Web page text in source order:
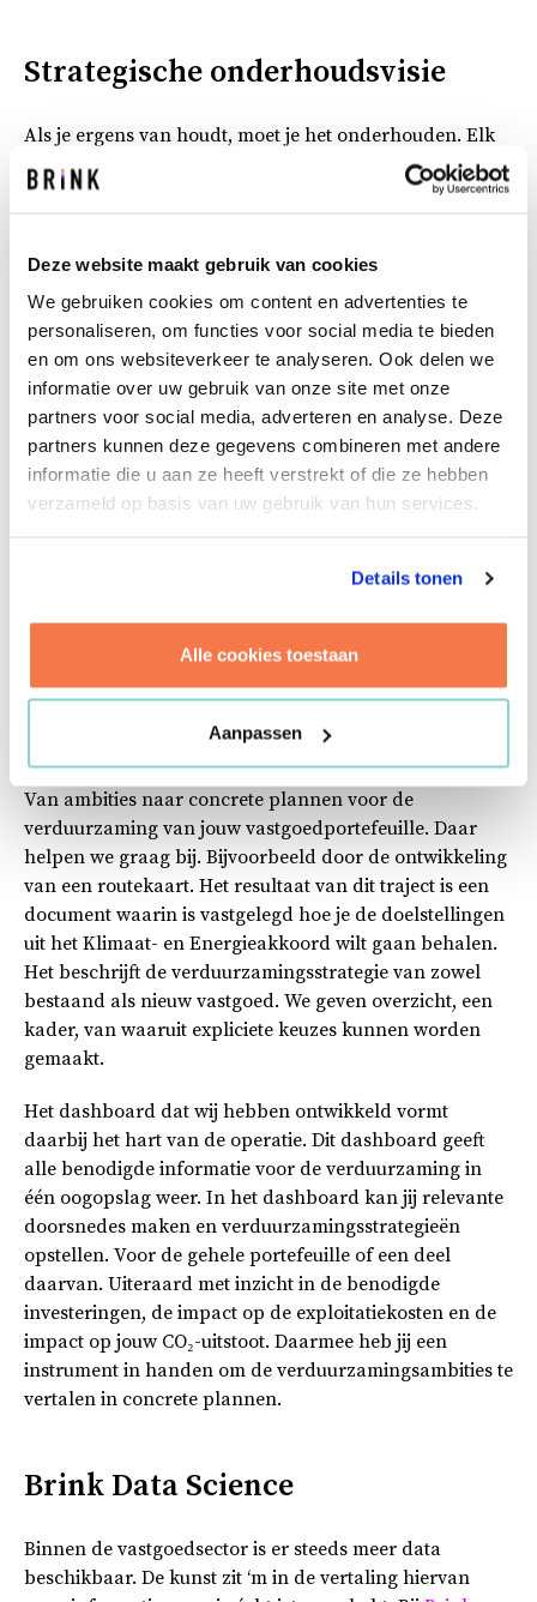
Deze website maakt gebruik van cookies
We gebruiken cookies om content en advertenties te
personaliseren, om functies voor social media te bieden
en om ons websiteverkeer te analyseren. Ook delen we
informatie over uw gebruik van onze site met onze
partners voor social media, adverteren en analyse. Deze
partners kunnen deze gegevens combineren met andere
informatie die u aan ze heeft verstrekt of die ze hebben
verzameld op basis van uw gebruik van hun services.
Details tonen
Alle cookies toestaan
Aanpassen
Strategische onderhoudsvisie
Als je ergens van houdt, moet je het onderhouden. Elk
jaar worden er miljarden besteed aan de
instandhouding van vastgoed. Brink ziet veel partijen
als opdrachtnemers zitten met deze vraag, maar het
antwoord zegt eigenlijk niet zo veel. Welke gebreken
brengen de bedrijfsvoering echt in gevaar? En waar wil
je dat het glimt? Daar draait het om.
In samenwerking met de Dienst Vastgoed Defensie
ontwikkelde Brink een raamwerk, gebaseerd op de
NEN 2767. Wil je geen ‘verweerde gevel’ of maakt het je
niet uit? Spreek dat af. De ingewikkelde materie van
verstaan. Zodat ieder inzicht heeft in elkaars belangen
en ook daarop kan worden gestuurd.
Verduurzaming van jouw
Van ambities naar concrete plannen voor de
verduurzaming van jouw vastgoedportefeuille. Daar
helpen we graag bij. Bijvoorbeeld door de ontwikkeling
van een routekaart. Het resultaat van dit traject is een
document waarin is vastgelegd hoe je de doelstellingen
uit het Klimaat- en Energieakkoord wilt gaan behalen.
Het beschrijft de verduurzamingsstrategie van zowel
bestaand als nieuw vastgoed. We geven overzicht, een
kader, van waaruit expliciete keuzes kunnen worden
gemaakt.
Het dashboard dat wij hebben ontwikkeld vormt
daarbij het hart van de operatie. Dit dashboard geeft
alle benodigde informatie voor de verduurzaming in
één oogopslag weer. In het dashboard kan jij relevante
doorsnedes maken en verduurzamingsstrategieën
opstellen. Voor de gehele portefeuille of een deel
daarvan. Uiteraard met inzicht in de benodigde
investeringen, de impact op de exploitatiekosten en de
impact op jouw CO₂-uitstoot. Daarmee heb jij een
instrument in handen om de verduurzamingsambities te
vertalen in concrete plannen.
Brink Data Science
Binnen de vastgoedsector is er steeds meer data
beschikbaar. De kunst zit ‘m in de vertaling hiervan